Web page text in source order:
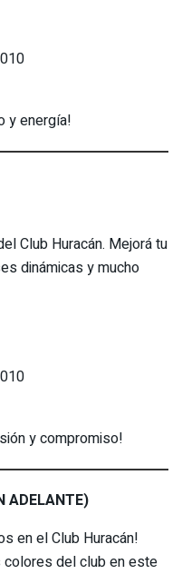
y energía!
Club Huracán. Mejorá tu
dinámicas y mucho
y compromiso!
ADELANTE)
en el Club Huracán!
colores del club en este